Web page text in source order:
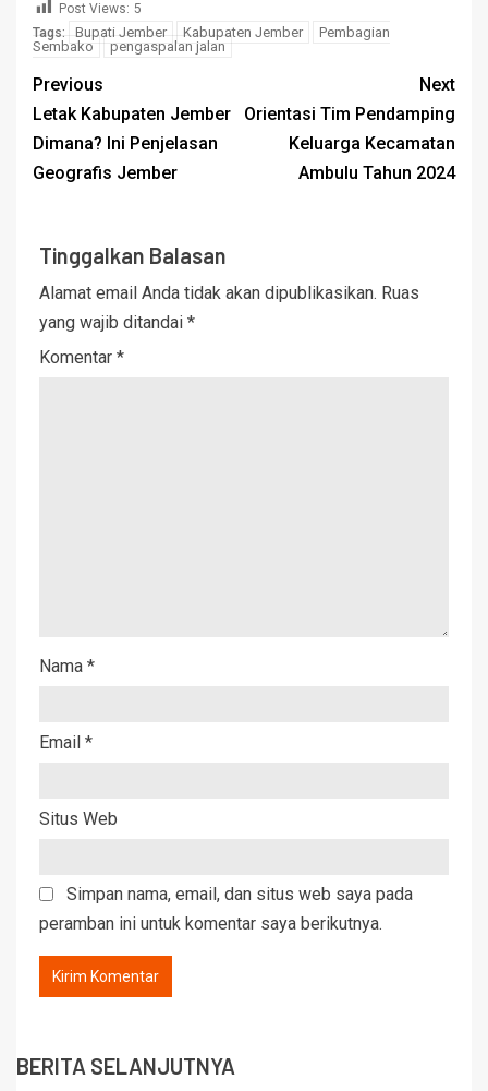
Post Views: 5
Tags:
Bupati Jember Kabupaten Jember
Pembagian
Sembako
pengaspalan jalan
Previous
Letak Kabupaten Jember
Dimana? Ini Penjelasan
Geografis Jember
Next
Orientasi Tim Pendamping
Keluarga Kecamatan
Ambulu Tahun 2024
Tinggalkan Balasan
Alamat email Anda tidak akan dipublikasikan. Ruas
yang wajib ditandai *
Komentar *
Nama *
Email *
Situs Web
Simpan nama, email, dan situs web saya pada
peramban ini untuk komentar saya berikutnya.
BERITA SELANJUTNYA